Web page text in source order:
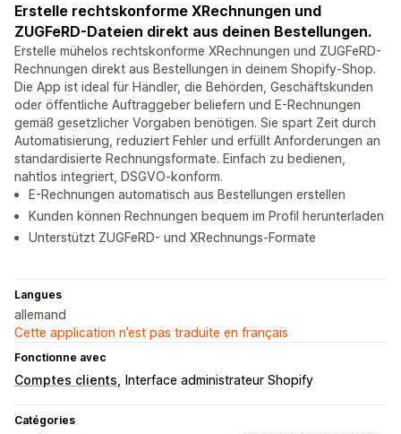
Erstelle rechtskonforme XRechnungen und
ZUGFeRD-Dateien direkt aus deinen Bestellungen.
Erstelle mühelos rechtskonforme XRechnungen und ZUGFeRD-
Rechnungen direkt aus Bestellungen in deinem Shopify-Shop.
Die App ist ideal für Händler, die Behörden, Geschäftskunden
oder öffentliche Auftraggeber beliefern und E-Rechnungen
gemäß gesetzlicher Vorgaben benötigen. Sie spart Zeit durch
Automatisierung, reduziert Fehler und erfüllt Anforderungen an
standardisierte Rechnungsformate. Einfach zu bedienen,
nahtlos integriert, DSGVO-konform.
E-Rechnungen automatisch aus Bestellungen erstellen
Kunden können Rechnungen bequem im Profil herunterladen
Unterstützt ZUGFeRD- und XRechnungs-Formate
Langues
allemand
Cette application n’est pas traduite en français
Fonctionne avec
Comptes clients Interface administrateur Shopify
Catégories